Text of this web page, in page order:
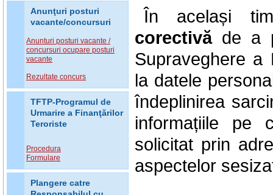
Anunţuri posturi
vacante/concursuri
Anunturi posturi vacante /
concursuri ocupare posturi
vacante
Rezultate concurs
TFTP-Programul de
Urmarire a Finanţărilor
Teroriste
Procedura
Formulare
Plangere catre
În același
corectivăde a
Supraveghere a
la datele
îndeplinirea
informațiile pe
solicitat prin
aspectelor